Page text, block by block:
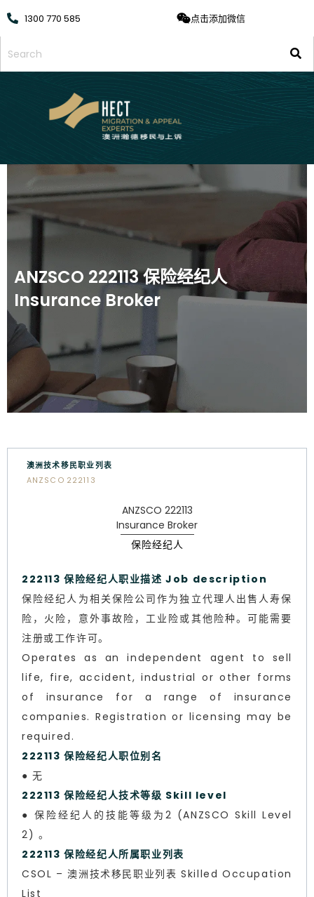
1300 770 585 点击添加微信
ANZSCO 222113 保险经纪人
Insurance Broker
澳洲技术移民职业列表
ANZSCO 222113
ANZSCO 222113
Insurance Broker
保险经纪人
222113 保险经纪人职业描述 Job description
保险经纪人为相关保险公司作为独立代理人出售人寿保
险，火险，意外事故险，工业险或其他险种。可能需要
注册或工作许可。
Operates as an independent agent to sell
life, fire, accident, industrial or other forms
of insurance for a range of insurance
companies. Registration or licensing may be
required.
222113 保险经纪人职位别名
● 无
222113 保险经纪人技术等级 Skill level
● 保险经纪人的技能等级为2 (ANZSCO Skill Level
2) 。
222113 保险经纪人所属职业列表
CSOL – 澳洲技术移民职业列表 Skilled Occupation
List